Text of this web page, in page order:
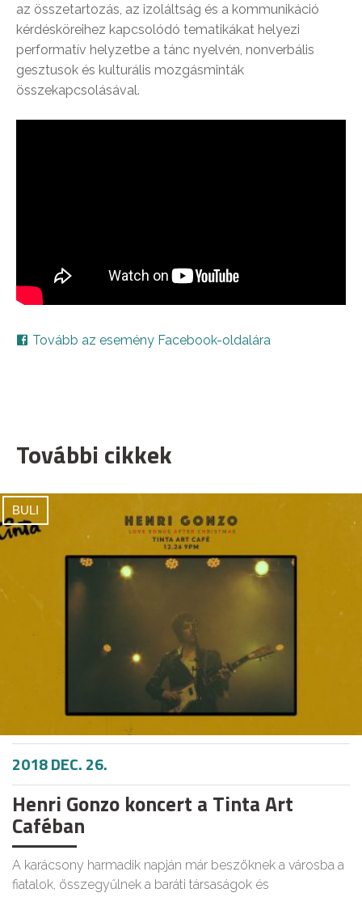
az összetartozás, az izoláltság és a kommunikáció
kérdésköreihez kapcsolódó tematikákat helyezi
performatív helyzetbe a tánc nyelvén, nonverbális
gesztusok és kulturális mozgásminták
összekapcsolásával.
Tovább az esemény Facebook-oldalára
További cikkek
BULI
2018 DEC. 26.
Henri Gonzo koncert a Tinta Art
Caféban
A karácsony harmadik napján már beszöknek a városba a
fiatalok, összegyűlnek a baráti társaságok és